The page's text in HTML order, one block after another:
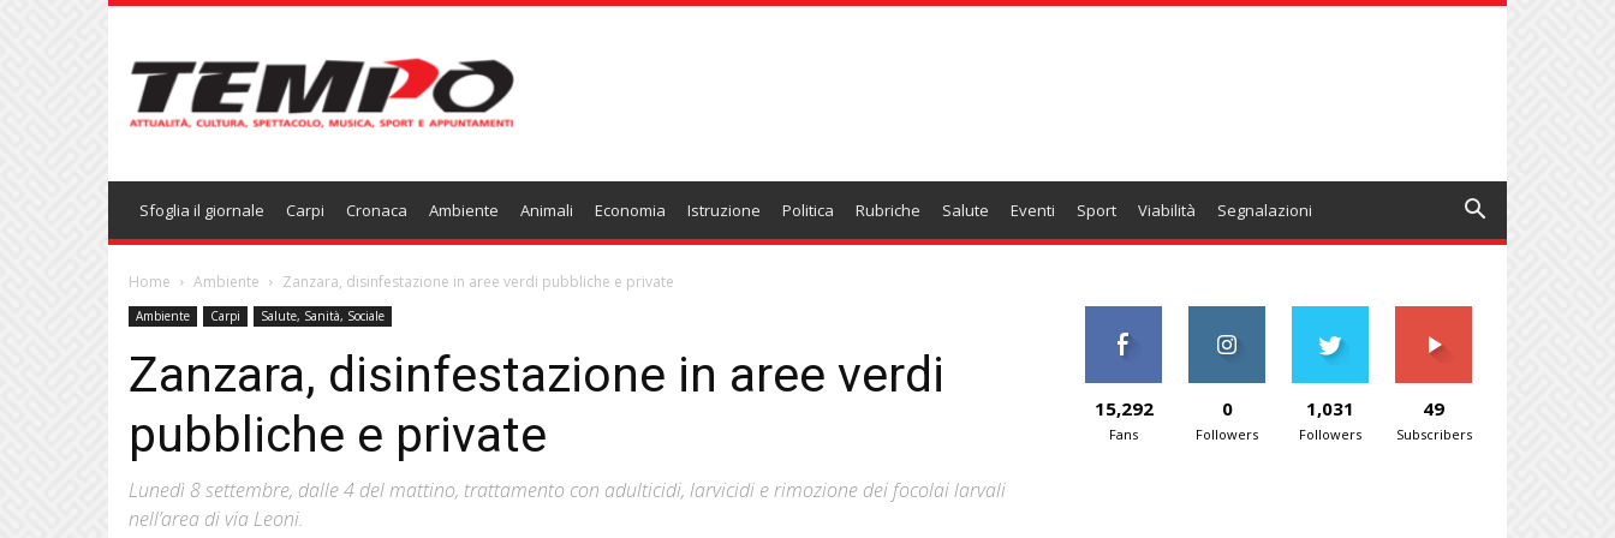
Sfoglia il giornale Carpi Cronaca Ambiente Animali Economia Istruzione Politica Rubriche Salute Eventi Sport Viabilità Segnalazioni
Home Ambiente Zanzara, disinfestazione in aree verdi pubbliche e private
Ambiente Carpi Salute, Sanità, Sociale
Zanzara, disinfestazione in aree verdi
pubbliche e private
Lunedì 8 settembre, dalle 4 del mattino, trattamento con adulticidi, larvicidi e rimozione dei focolai larvali
nell’area di via Leoni.
15,292
Fans
0
Followers
1,031
Followers
49
Subscribers